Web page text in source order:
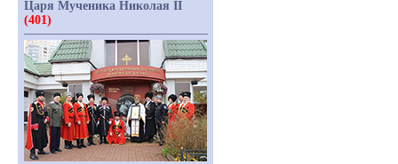
Царя Мученика Николая II
(401)